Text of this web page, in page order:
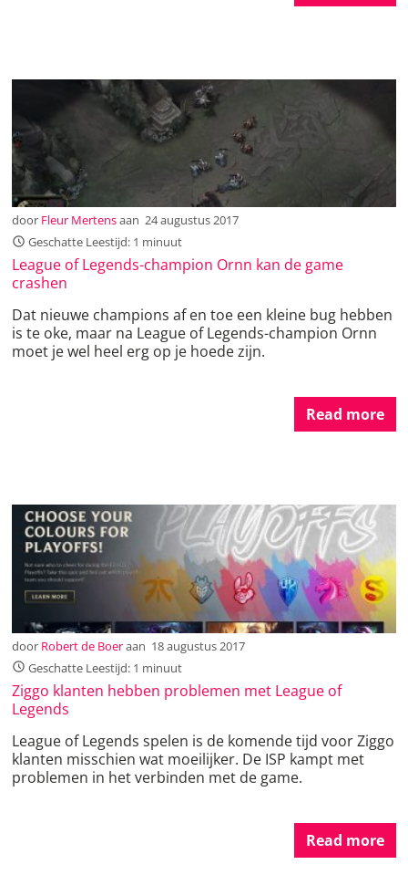
door Fleur Mertensaan 24 augustus 2017
Geschatte Leestijd: 1 minuut
League of Legends-champion Ornn kan de game
crashen
Dat nieuwe champions af en toe een kleine bug hebben
is te oke, maar na League of Legends-champion Ornn
moet je wel heel erg op je hoede zijn.
Read more
door Robert de Boeraan 18 augustus 2017
Geschatte Leestijd: 1 minuut
Ziggo klanten hebben problemen met League of
Legends
League of Legends spelen is de komende tijd voor Ziggo
klanten misschien wat moeilijker. De ISP kampt met
problemen in het verbinden met de game.
Read more